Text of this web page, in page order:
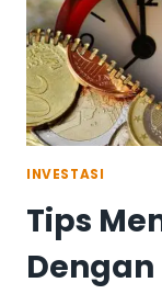
INVESTASI
Tips